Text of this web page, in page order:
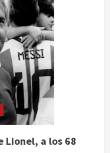
Lionel, a los 68